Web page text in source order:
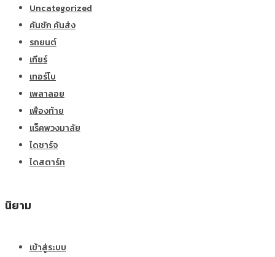
Uncategorized
คันชัก คันส่ง
รถยนต์
เกียร์
เทอร์โบ
เพลาลอย
เฟืองท้าย
แร็คพวงมาลัย
ไดชาร์จ
ไดสตาร์ท
นิยาม
เข้าสู่ระบบ